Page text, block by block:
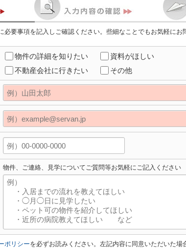
必要事項を記入しご確認ください。些細なことでもお気軽にお
物件の詳細を知りたい 資料がほしい
不動産会社に行きたい
その他
物件、ご連絡、見学についてご質問等お気軽にご記入ください
ポリシーを必ずお読みください。左記内容に同意いただいた場